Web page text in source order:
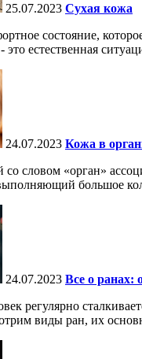
25.07.2023 Сухая кожа
состояние,
естественная
24.07.2023 Кожа в
словом «орган»
большое
24.07.2023 Все о ранах:
регулярно
виды ран, их